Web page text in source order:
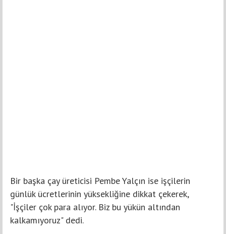
Bir başka çay üreticisi Pembe Yalçın ise işçilerin
günlük ücretlerinin yüksekliğine dikkat çekerek,
"İşçiler çok para alıyor. Biz bu yükün altından
kalkamıyoruz" dedi.